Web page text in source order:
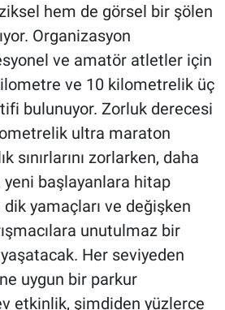
hem de görsel bir şölen
Organizasyon
ve amatör atletler için
ve 10 kilometrelik üç
bulunuyor. Zorluk derecesi
ultra maraton
sınırlarını zorlarken, daha
yeni başlayanlara hitap
yamaçları ve değişken
unutulmaz bir
Her seviyeden
uygun bir parkur
etkinlik, şimdiden yüzlerce